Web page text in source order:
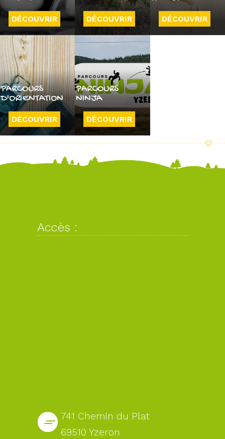
DÉCOUVRIR DÉCOUVRIR DÉCOUVRIR
PARCOURS
D'ORIENTATION
DÉCOUVRIR
PARCOURS
NINJA
DÉCOUVRIR
Accès :
741 Chemin du Plat
69510 Yzeron